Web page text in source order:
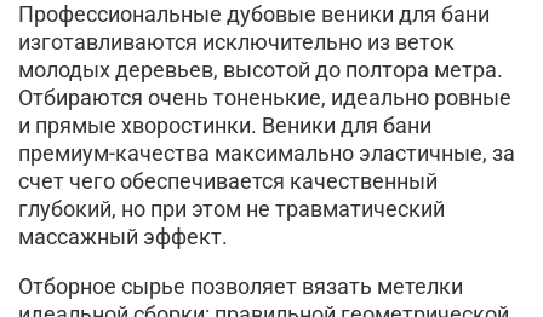
Профессиональные дубовые веники для бани
изготавливаются исключительно из веток
молодых деревьев, высотой до полтора метра.
Отбираются очень тоненькие, идеально ровные
и прямые хворостинки. Веники для бани
премиум-качества максимально эластичные, за
счет чего обеспечивается качественный
глубокий, но при этом не травматический
массажный эффект.
Отборное сырье позволяет вязать метелки